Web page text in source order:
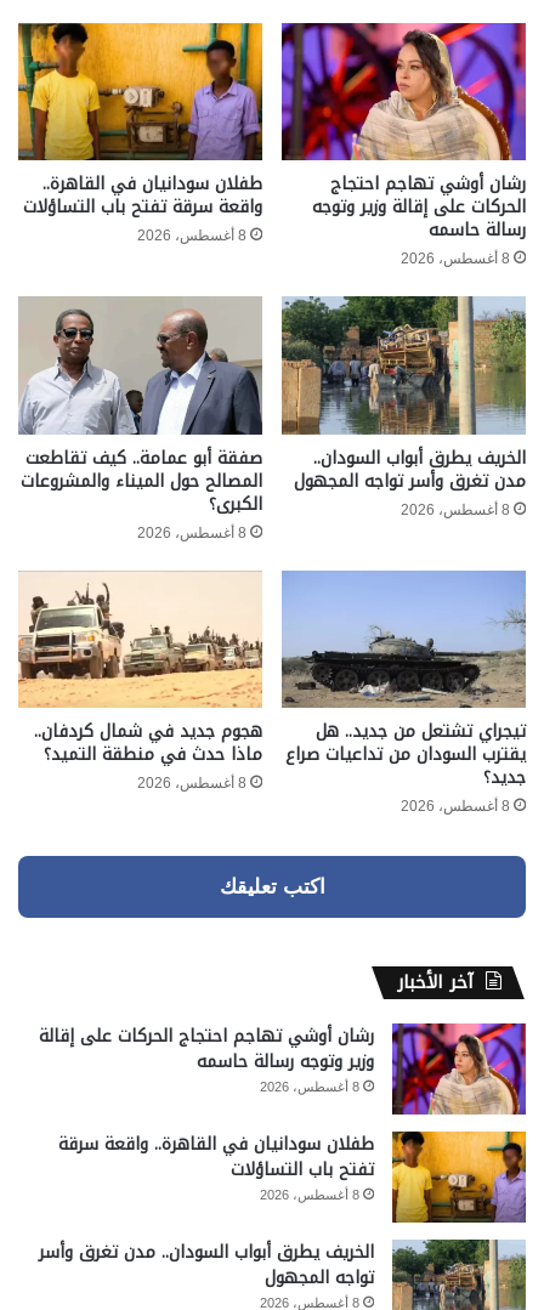
رشان أوشي تهاجم احتجاج
الحركات على إقالة وزير وتوجه
رسالة حاسمه
8 أغسطس، 2026
طفلان سودانيان في القاهرة..
واقعة سرقة تفتح باب التساؤلات
8 أغسطس، 2026
الخريف يطرق أبواب السودان..
مدن تغرق وأسر تواجه المجهول
8 أغسطس، 2026
صفقة أبو عمامة.. كيف تقاطعت
المصالح حول الميناء والمشروعات
الكبرى؟
8 أغسطس، 2026
تيجراي تشتعل من جديد.. هل
يقترب السودان من تداعيات صراع
جديد؟
8 أغسطس، 2026
هجوم جديد في شمال كردفان..
ماذا حدث في منطقة التميد؟
8 أغسطس، 2026
اكتب تعليقك
آخر الأخبار
رشان أوشي تهاجم احتجاج الحركات على إقالة
وزير وتوجه رسالة حاسمه
8 أغسطس، 2026
طفلان سودانيان في القاهرة.. واقعة سرقة
تفتح باب التساؤلات
8 أغسطس، 2026
الخريف يطرق أبواب السودان.. مدن تغرق وأسر
تواجه المجهول
8 أغسطس، 2026